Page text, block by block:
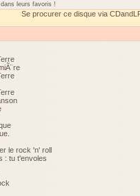
leurs favoris !
Se procurer ce disque via
le rock 'n' roll
: tu t'envoles